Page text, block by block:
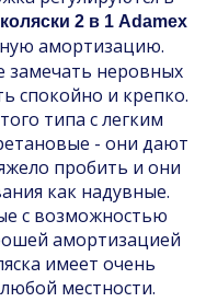
коляски 2 в 1 Adamex
амортизацию.
замечать неровных
спокойно и крепко.
типа с легким
- они дают
пробить и они
как надувные.
с возможностью
амортизацией
имеет очень
местности.